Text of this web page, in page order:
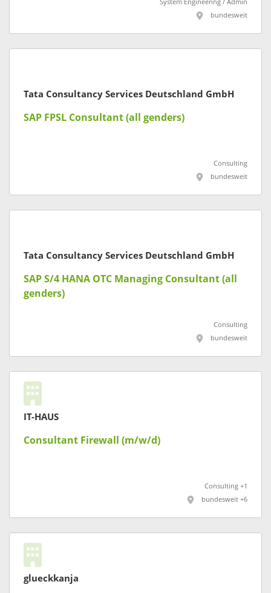
System Engineering / Admin
bundesweit
Tata Consultancy Services Deutschland GmbH
SAP FPSL Consultant (all genders)
Consulting
bundesweit
Tata Consultancy Services Deutschland GmbH
SAP S/4 HANA OTC Managing Consultant (all
genders)
Consulting
bundesweit
IT-HAUS
Consultant Firewall (m/w/d)
Consulting +1
bundesweit +6
glueckkanja